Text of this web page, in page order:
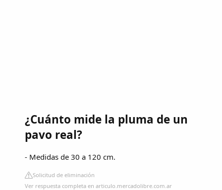
¿Cuánto mide la pluma de un
pavo real?
- Medidas de 30 a 120 cm.
Solicitud de eliminación
Ver respuesta completa en articulo.mercadolibre.com.ar